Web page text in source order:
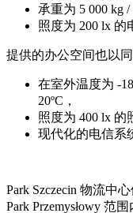
承重为 5 000 kg
照度为 200 lx 的
提供的办公空间也以
在室外温度为 -
20ºC，
照度为 400 lx 的
现代化的电信系
Park Szczecin 物流中
Park Przemysłowy 范围